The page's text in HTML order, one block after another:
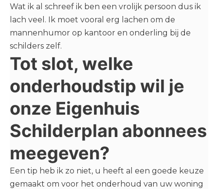
Wat ik al schreef ik ben een vrolijk persoon dus ik
lach veel. Ik moet vooral erg lachen om de
mannenhumor op kantoor en onderling bij de
schilders zelf.
Tot slot, welke
onderhoudstip wil je
onze Eigenhuis
Schilderplan abonnees
meegeven?
Een tip heb ik zo niet, u heeft al een goede keuze
gemaakt om voor het onderhoud van uw woning